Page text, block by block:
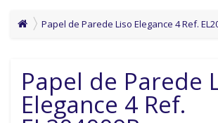
Papel de Parede Liso Elegance 4 Ref.
Papel de Parede
Elegance 4 Ref.